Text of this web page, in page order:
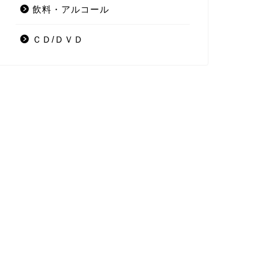
飲料・アルコール
ＣＤ/ＤＶＤ